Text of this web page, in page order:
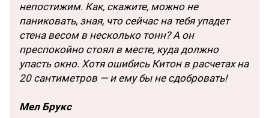
непостижим. Как, скажите, можно не
паниковать, зная, что сейчас на тебя упадет
стена весом в несколько тонн? А он
преспокойно стоял в месте, куда должно
упасть окно. Хотя ошибись Китон в расчетах на
20 сантиметров — и ему бы не сдобровать!
Мел Брукс